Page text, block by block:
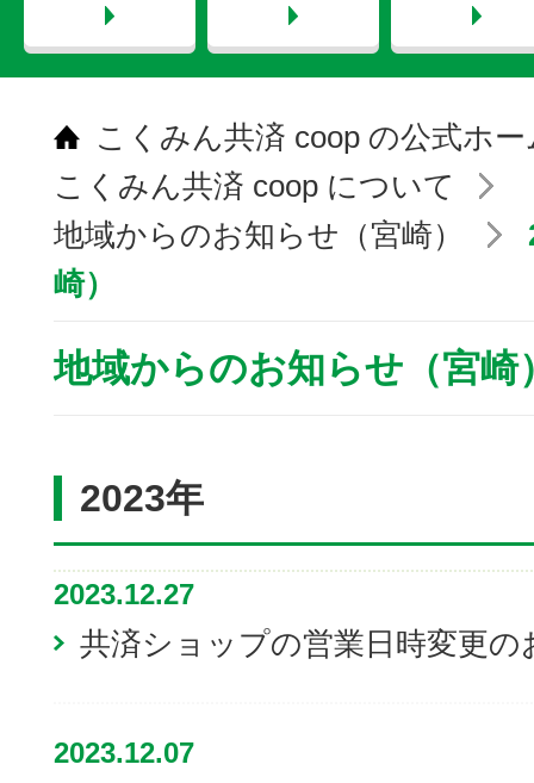
こくみん共済 coop の公式ホ
こくみん共済 coop について
地域からのお知らせ（宮崎）
崎）
地域からのお知らせ（宮崎
2023年
2023.12.27
共済ショップの営業日時変更の
2023.12.07